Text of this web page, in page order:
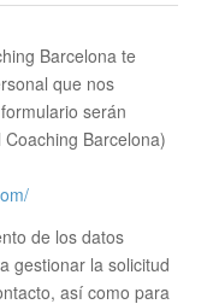
Barcelona te
que nos
serán
Barcelona)
de los datos
gestionar la solicitud
así como para